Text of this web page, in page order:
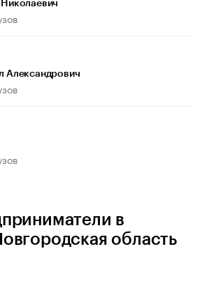
Александрович
в
область